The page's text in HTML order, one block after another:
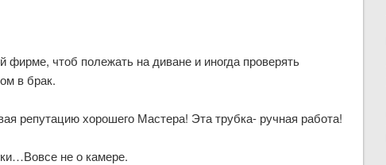
чтоб полежать на диване и иногда проверять
в брак.
репутацию хорошего Мастера! Эта трубка- ручная работа!
не о камере.